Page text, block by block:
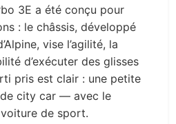
3E a été conçu pour
: le châssis, développé
vise l’agilité, la
d’exécuter des glisses
pris est clair : une petite
city car — avec le
de sport.